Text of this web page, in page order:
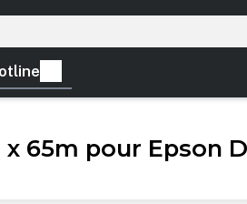
x 65m pour Epson